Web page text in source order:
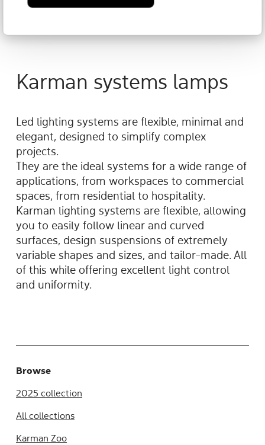
Turn It
Karman systems lamps
Led lighting systems are flexible, minimal and
elegant, designed to simplify complex
projects.
They are the ideal systems for a wide range of
applications, from workspaces to commercial
spaces, from residential to hospitality.
Karman lighting systems are flexible, allowing
you to easily follow linear and curved
surfaces, design suspensions of extremely
variable shapes and sizes, and tailor-made. All
of this while offering excellent light control
and uniformity.
Browse
2025 collection
All collections
Karman Zoo